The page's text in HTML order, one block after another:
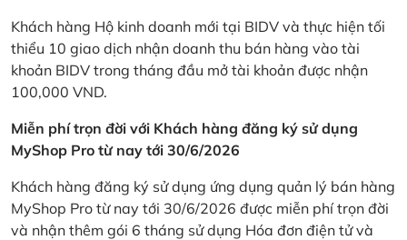
Khách hàng Hộ kinh doanh mới tại BIDV và thực hiện tối
thiểu 10 giao dịch nhận doanh thu bán hàng vào tài
khoản BIDV trong tháng đầu mở tài khoản được nhận
100,000 VND.
Miễn phí trọn đời với Khách hàng đăng ký sử dụng
MyShop Pro từ nay tới 30/6/2026
Khách hàng đăng ký sử dụng ứng dụng quản lý bán hàng
MyShop Pro từ nay tới 30/6/2026 được miễn phí trọn đời
và nhận thêm gói 6 tháng sử dụng Hóa đơn điện tử và